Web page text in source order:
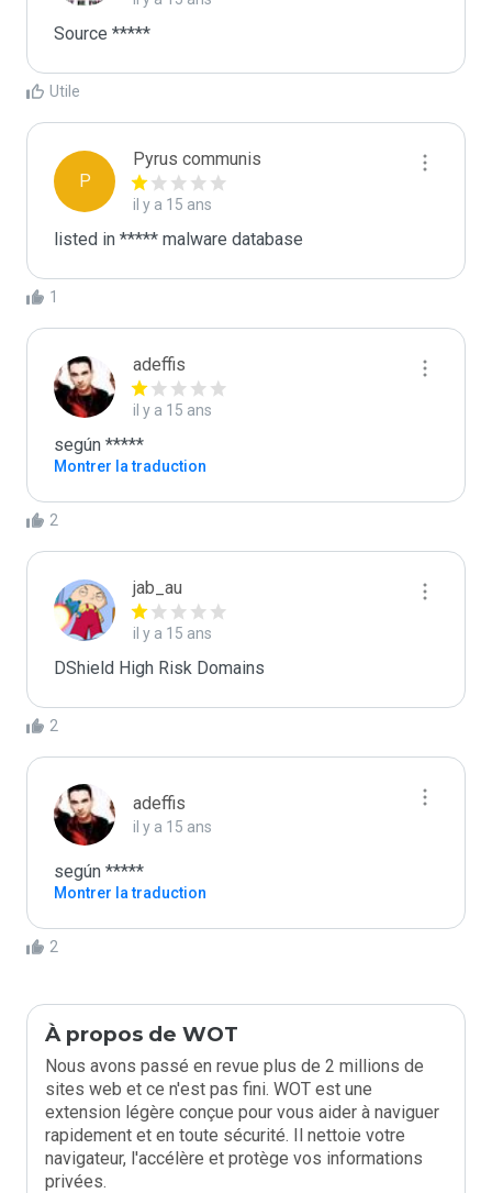
Source *****
Utile
P
Pyrus communis
il y a 15 ans
listed in ***** malware database
1
adeffis
il y a 15 ans
según *****
Montrer la traduction
2
jab_au
il y a 15 ans
DShield High Risk Domains
2
adeffis
il y a 15 ans
según *****
Montrer la traduction
2
À propos de WOT
Nous avons passé en revue plus de 2 millions de
sites web et ce n'est pas fini. WOT est une
extension légère conçue pour vous aider à naviguer
rapidement et en toute sécurité. Il nettoie votre
navigateur, l'accélère et protège vos informations
privées.